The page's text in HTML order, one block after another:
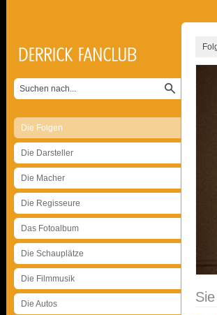
Die Folgen
Die Darsteller
Die Macher
Die Regisseure
Das Fotoalbum
Die Schauplätze
Die Filmmusik
Die Autos